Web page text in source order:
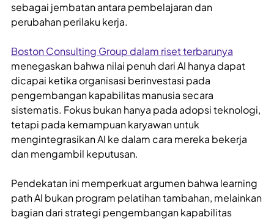
sebagai jembatan antara pembelajaran dan
perubahan perilaku kerja.
Boston Consulting Group dalam riset terbarunya
menegaskan bahwa nilai penuh dari AI hanya dapat
dicapai ketika organisasi berinvestasi pada
pengembangan kapabilitas manusia secara
sistematis. Fokus bukan hanya pada adopsi teknologi,
tetapi pada kemampuan karyawan untuk
mengintegrasikan AI ke dalam cara mereka bekerja
dan mengambil keputusan.
Pendekatan ini memperkuat argumen bahwa learning
path AI bukan program pelatihan tambahan, melainkan
bagian dari strategi pengembangan kapabilitas